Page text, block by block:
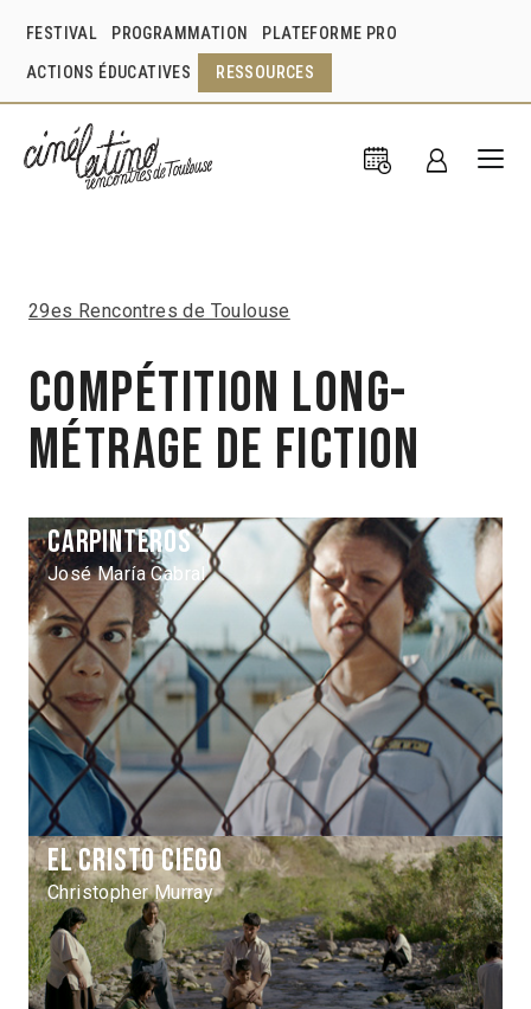
FESTIVAL PROGRAMMATION PLATEFORME PRO
ACTIONS ÉDUCATIVES RESSOURCES
29es Rencontres de Toulouse
Compétition Long-
métrage de fiction
Carpinteros
José María Cabral
El Cristo ciego
Christopher Murray